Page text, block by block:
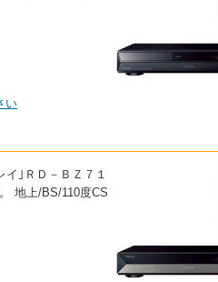
い
｣ＲＤ－ＢＺ７１
地上/BS/110度CS